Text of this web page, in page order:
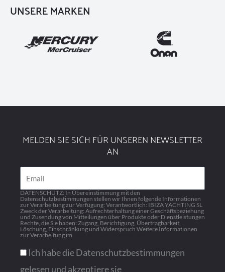
UNSERE MARKEN
MELDEN SIE SICH FÜR UNSEREN NEWSLETTER
AN
Email
DATENSCHUTZ: In Übereinstimmung mit den
Datenschutzbestimmungen stellen wir Ihnen folgende Informationen
zur Verarbeitung zur Verfügung: Verantwortlich: IBIZA YACHTING SL
Zweck der Verarbeitung: Aufrechterhaltung einer Geschäftsbeziehung
und Zusendung von Mitteilungen über Produkte oder Dienstleistungen
Rechte, die Sie haben: Zugang, Berichtigung, Übertragbarkeit,
Löschung, Einschränkung und Widerspruch Weitere Informationen
zur Verarbeitung im
Ich habe die Datenschutzbestimmungen
gelesen und akzeptiere sie